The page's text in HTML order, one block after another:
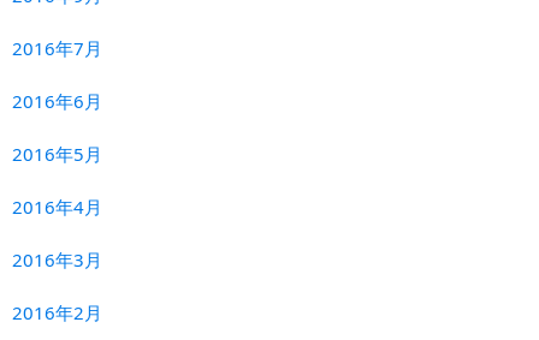
2016年7月
2016年6月
2016年5月
2016年4月
2016年3月
2016年2月